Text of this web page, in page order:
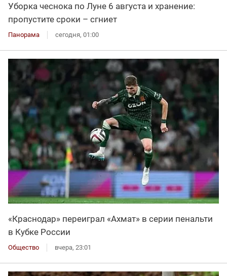
Уборка чеснока по Луне 6 августа и хранение:
пропустите сроки – сгниет
Панорама сегодня, 01:00
«Краснодар» переиграл «Ахмат» в серии пенальти
в Кубке России
Общество вчера, 23:01